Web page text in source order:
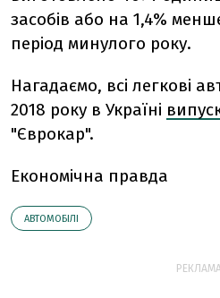
засобів або на 1,4%
період минулого року.
Нагадаємо, всі легкові
2018 року в Україні
"Єврокар".
Економічна правда
АВТОМОБІЛІ